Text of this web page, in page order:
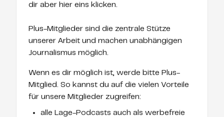
dir aber hier eins klicken.
Plus-Mitglieder sind die zentrale Stütze
unserer Arbeit und machen unabhängigen
Journalismus möglich.
Wenn es dir möglich ist, werde bitte Plus-
Mitglied. So kannst du auf die vielen Vorteile
für unsere Mitglieder zugreifen:
alle Lage-Podcasts auch als werbefreie